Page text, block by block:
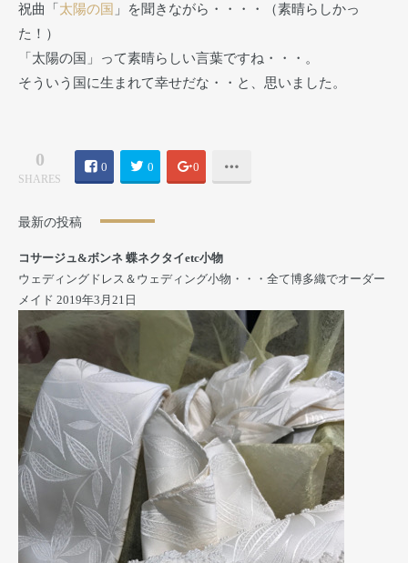
祝曲「太陽の国 」を聞きながら・・・・（素晴らしかっ
た！）
「太陽の国」って素晴らしい言葉ですね・・・。
そういう国に生まれて幸せだな・・と、思いました。
0
SHARES
0 0 0
最新の投稿
コサージュ&ボンネ 蝶ネクタイetc小物
ウェディングドレス＆ウェディング小物・・・全て博多織でオーダー
メイド 2019年3月21日